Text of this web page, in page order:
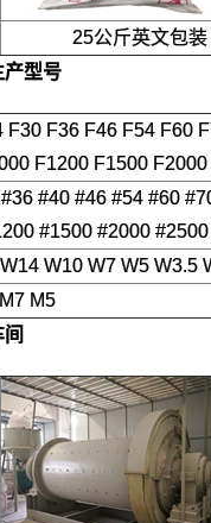
25公斤英文包装
型号
F30 F36 F46 F54 F60
F1200 F1500 F2000
#40 #46 #54 #60
#1500 #2000
W10 W7 W5 W3.5
M5